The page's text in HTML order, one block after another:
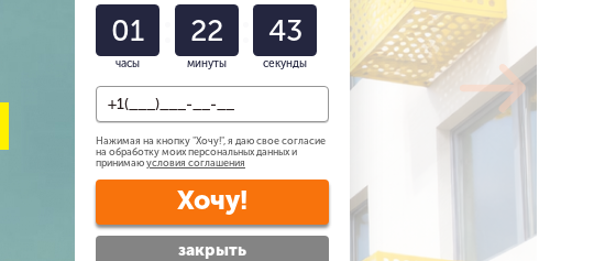
01
часы
22
минуты
41
секунды
Нажимая на кнопку "Хочу!", я даю свое согласие
на обработку моих персональных данных и
принимаю условия соглашения
Хочу!
закрыть